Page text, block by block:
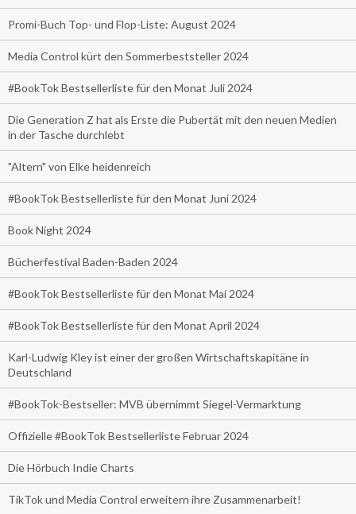
Promi-Buch Top- und Flop-Liste: August 2024
Media Control kürt den Sommerbeststeller 2024
#BookTok Bestsellerliste für den Monat Juli 2024
Die Generation Z hat als Erste die Pubertät mit den neuen Medien
in der Tasche durchlebt
"Altern" von Elke heidenreich
#BookTok Bestsellerliste für den Monat Juni 2024
Book Night 2024
Bücherfestival Baden-Baden 2024
#BookTok Bestsellerliste für den Monat Mai 2024
#BookTok Bestsellerliste für den Monat April 2024
Karl-Ludwig Kley ist einer der großen Wirtschaftskapitäne in
Deutschland
#BookTok-Bestseller: MVB übernimmt Siegel-Vermarktung
Offizielle #BookTok Bestsellerliste Februar 2024
Die Hörbuch Indie Charts
TikTok und Media Control erweitern ihre Zusammenarbeit!